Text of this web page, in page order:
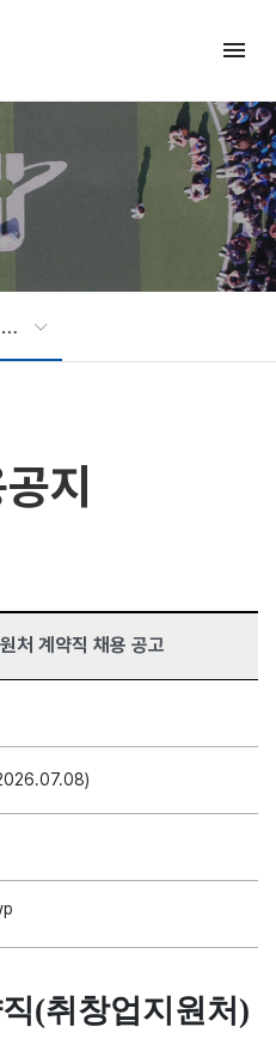
menu
채용공지
지
처 계약직 채용 공고
(취창업지원처 )